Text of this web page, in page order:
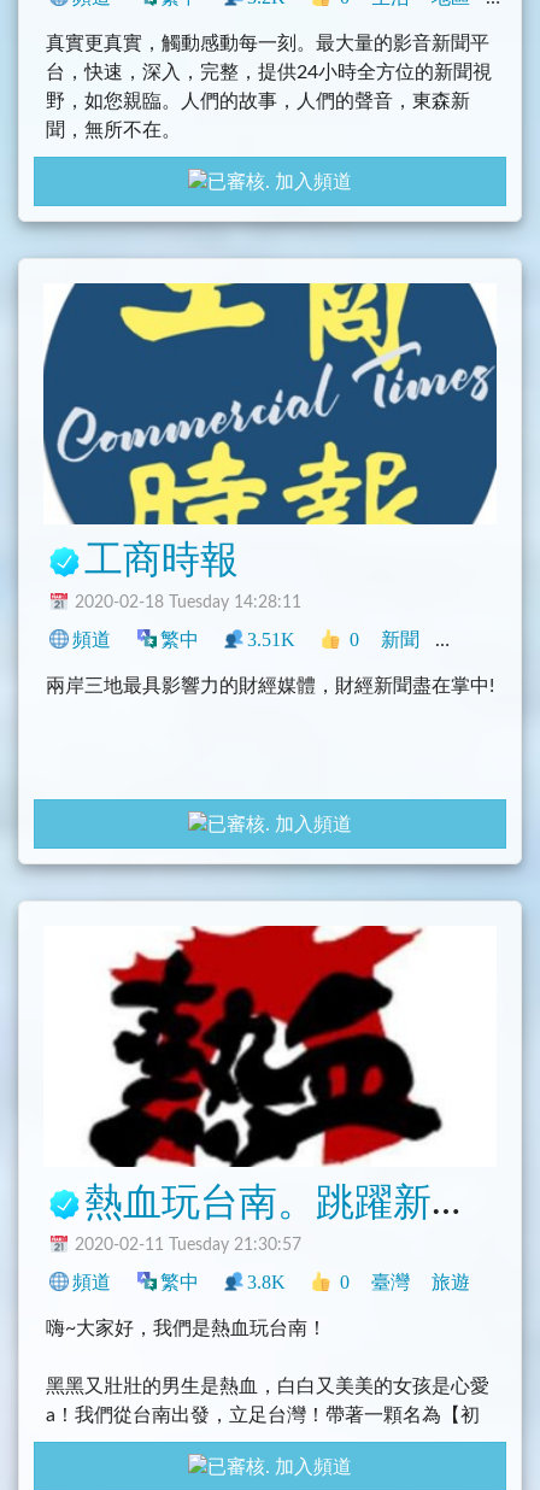
真實更真實，觸動感動每一刻。最大量的影音新聞平
台，快速，深入，完整，提供24小時全方位的新聞視
野，如您親臨。人們的故事，人們的聲音，東森新
聞，無所不在。
加入頻道
工商時報
2020-02-18 Tuesday 14:28:11
頻道 繁中 3.51K 0 新聞 中文圈
兩岸三地最具影響力的財經媒體，財經新聞盡在掌中!
加入頻道
熱血玩台南。跳躍新世界
2020-02-11 Tuesday 21:30:57
頻道 繁中 3.8K 0 臺灣 旅遊
嗨~大家好，我們是熱血玩台南！
黑黑又壯壯的男生是熱血，白白又美美的女孩是心愛
a！我們從台南出發，立足台灣！帶著一顆名為【初
衷】的心，領著大家一起看見台灣和世界風景，吃遍
道地美食與小吃！我沒有太多頭銜稱號，但我有顆熱
加入頻道